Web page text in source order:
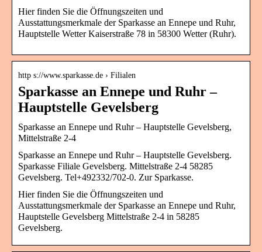
Hier finden Sie die Öffnungszeiten und
Ausstattungsmerkmale der Sparkasse an Ennepe und Ruhr,
Hauptstelle Wetter Kaiserstraße 78 in 58300 Wetter (Ruhr).
http s://www.sparkasse.de › Filialen
Sparkasse an Ennepe und Ruhr –
Hauptstelle Gevelsberg
Sparkasse an Ennepe und Ruhr – Hauptstelle Gevelsberg,
Mittelstraße 2-4
Sparkasse an Ennepe und Ruhr – Hauptstelle Gevelsberg.
Sparkasse Filiale Gevelsberg. Mittelstraße 2-4 58285
Gevelsberg. Tel+492332/702-0. Zur Sparkasse.
Hier finden Sie die Öffnungszeiten und
Ausstattungsmerkmale der Sparkasse an Ennepe und Ruhr,
Hauptstelle Gevelsberg Mittelstraße 2-4 in 58285
Gevelsberg.